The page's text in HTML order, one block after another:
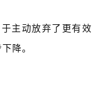
主动放弃了更有效
降。